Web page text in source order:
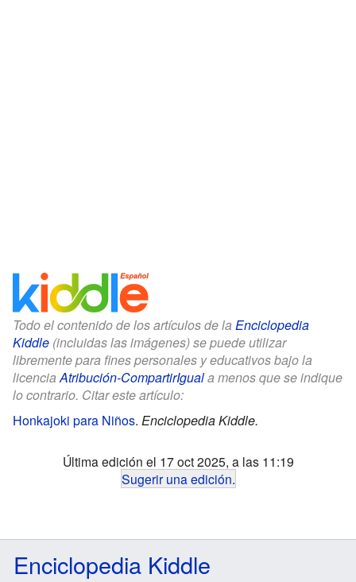
Todo el contenido de los artículos de la Enciclopedia
Kiddle (incluidas las imágenes) se puede utilizar
libremente para fines personales y educativos bajo la
licenciaAtribución-CompartirIguala menos que se indique
lo contrario. Citar este artículo:
Honkajoki para Niños. Enciclopedia Kiddle.
Última edición el 17 oct 2025, a las 11:19
Sugerir una edición.
Enciclopedia Kiddle